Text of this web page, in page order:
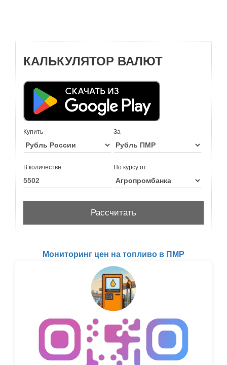
КАЛЬКУЛЯТОР ВАЛЮТ
Купить За
В количестве По курсу от
Мониторинг цен на топливо в ПМР